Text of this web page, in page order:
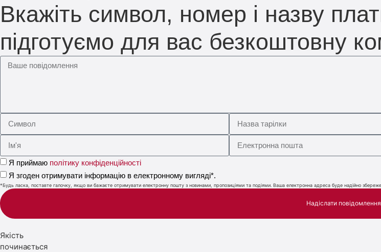
Вкажіть символ, номер і назву
підготуємо для вас безкоштовну
Я приймаю політику конфіденційності
Я згоден отримувати інформацію в електронному вигляді*.
*Будь ласка, поставте галочку, якщо ви бажаєте отримувати електронну пошту з новинами, пропозиціями та подіями. Ваша електронна адреса буде надійно
Надіслати повідомлення
Якість
починається